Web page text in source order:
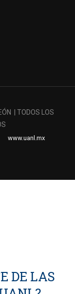
| TODOS LOS
www.uanl.mx
DE LAS